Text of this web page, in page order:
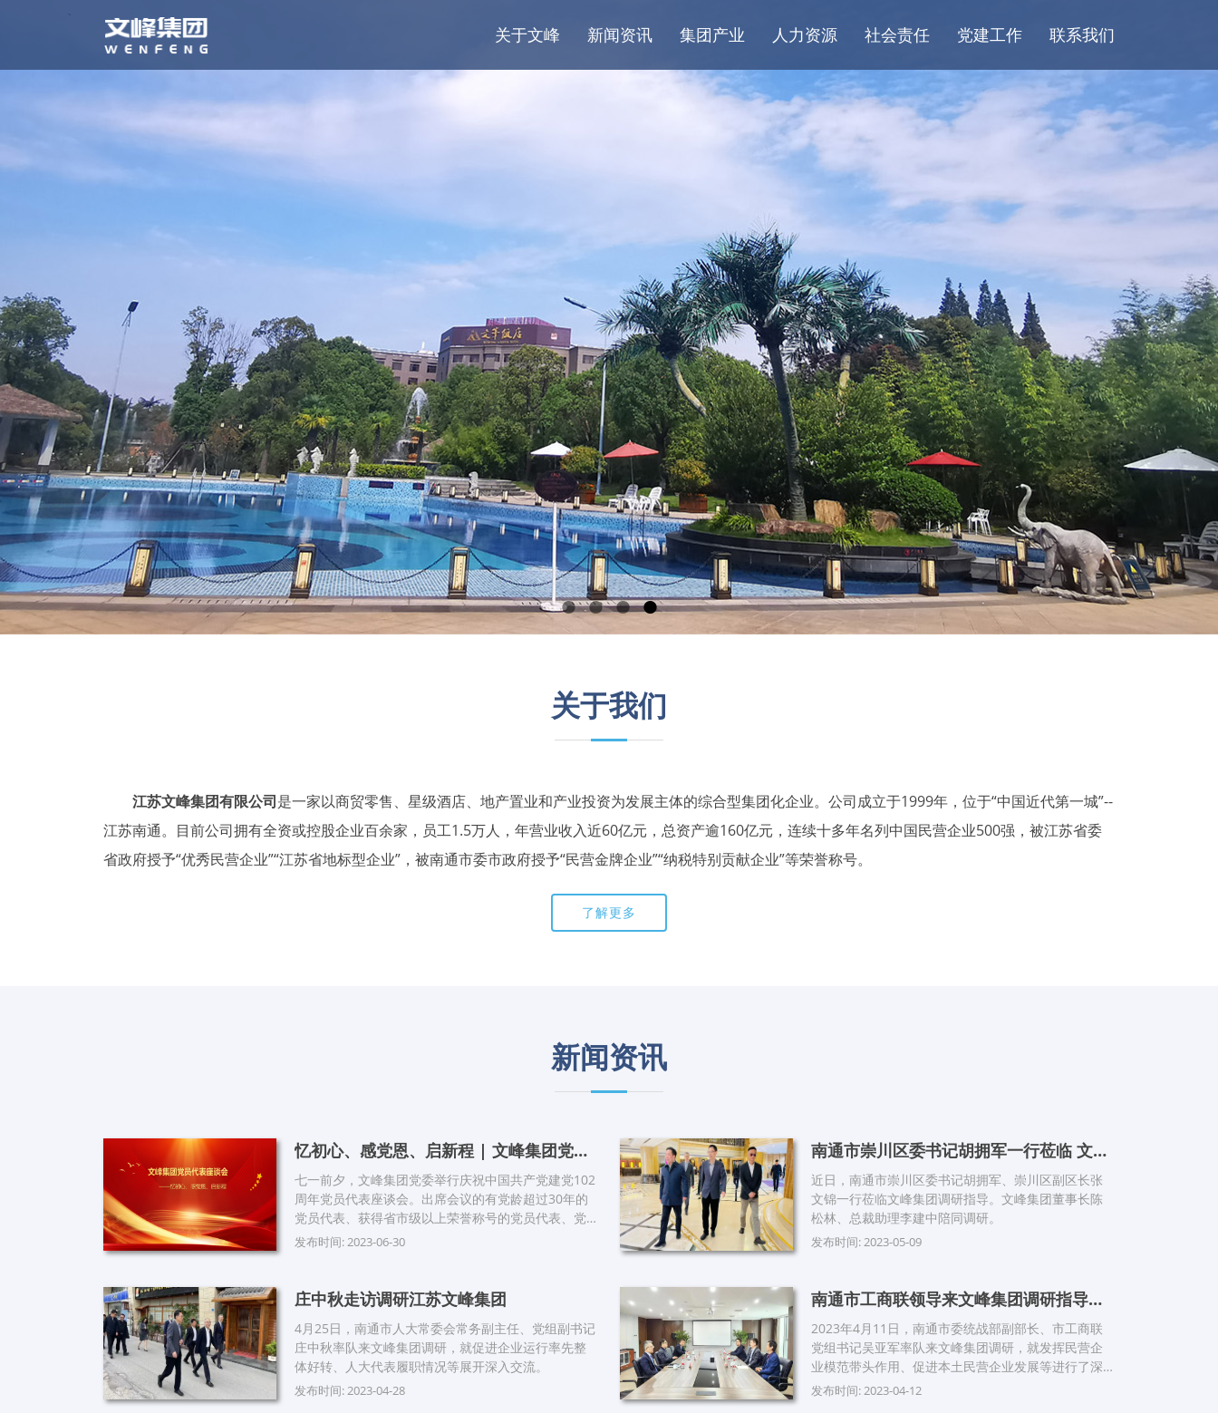
关于文峰 新闻资讯 集团产业 人力资源 社会责任 党建工作 联系我们
关于我们
江苏文峰集团有限公司是一家以商贸零售、星级酒店、地产置业和产业投资为发展主体的综合型集团化企业。公司成立于1999年，位于“中国近代第一城”--
江苏南通。目前公司拥有全资或控股企业百余家，员工1.5万人，年营业收入近60亿元，总资产逾160亿元，连续十多年名列中国民营企业500强，被江苏省委
省政府授予“优秀民营企业”“江苏省地标型企业”，被南通市委市政府授予“民营金牌企业”“纳税特别贡献企业”等荣誉称号。
了解更多
新闻资讯
忆初心、感党恩、启新程 | 文峰集团党委召开党员代表座谈会
七一前夕，文峰集团党委举行庆祝中国共产党建党102
周年党员代表座谈会。出席会议的有党龄超过30年的
党员代表、获得省市级以上荣誉称号的党员代表、党
的二十大以来新近入党的党员代表以及近年来被各支
发布时间: 2023-06-30
南通市崇川区委书记胡拥军一行莅临 文峰集团调研指导
近日，南通市崇川区委书记胡拥军、崇川区副区长张
文锦一行莅临文峰集团调研指导。文峰集团董事长陈
松林、总裁助理李建中陪同调研。
发布时间: 2023-05-09
庄中秋走访调研江苏文峰集团
4月25日，南通市人大常委会常务副主任、党组副书记
庄中秋率队来文峰集团调研，就促进企业运行率先整
体好转、人大代表履职情况等展开深入交流。
发布时间: 2023-04-28
南通市工商联领导来文峰集团调研指导民营企业发展工作
2023年4月11日，南通市委统战部副部长、市工商联
党组书记吴亚军率队来文峰集团调研，就发挥民营企
业模范带头作用、促进本土民营企业发展等进行了深
入探讨与交流。
发布时间: 2023-04-12